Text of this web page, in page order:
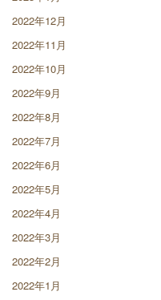
2022年12月
2022年11月
2022年10月
2022年9月
2022年8月
2022年7月
2022年6月
2022年5月
2022年4月
2022年3月
2022年2月
2022年1月